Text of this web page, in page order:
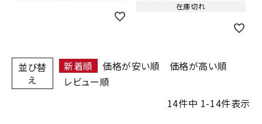
在庫切れ
並び替
え
新着順 価格が安い順
価格が高い順
レビュー順
14件中 1-14件表示